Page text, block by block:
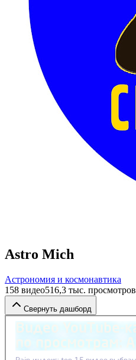
Astro Mich
Астрономия и космонавтика
158 видео516,3 тыс. просмотров
Свернуть дашборд